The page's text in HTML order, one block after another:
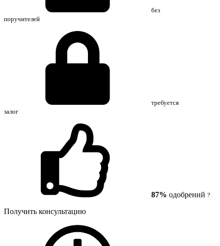
без
поручителей
требуется
залог
87% одобрений ?
Получить консультацию